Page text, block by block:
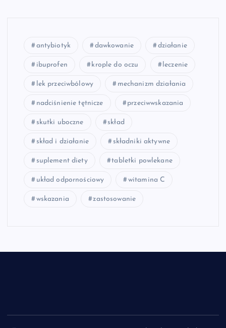
antybiotyk dawkowanie działanie
ibuprofen krople do oczu leczenie
lek przeciwbólowy mechanizm działania
nadciśnienie tętnicze przeciwwskazania
skutki uboczne skład
skład i działanie składniki aktywne
suplement diety tabletki powlekane
układ odpornościowy witamina C
wskazania zastosowanie